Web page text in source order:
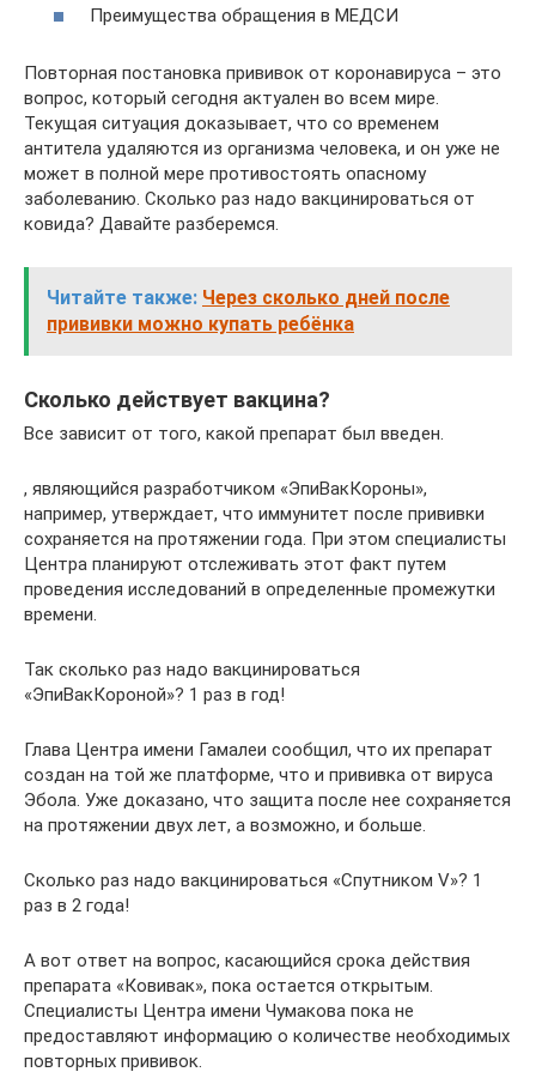
Преимущества обращения в МЕДСИ
Повторная постановка прививок от коронавируса – это
вопрос, который сегодня актуален во всем мире.
Текущая ситуация доказывает, что со временем
антитела удаляются из организма человека, и он уже не
может в полной мере противостоять опасному
заболеванию. Сколько раз надо вакцинироваться от
ковида? Давайте разберемся.
Читайте также: Через сколько дней после
прививки можно купать ребёнка
Сколько действует вакцина?
Все зависит от того, какой препарат был введен.
, являющийся разработчиком «ЭпиВакКороны»,
например, утверждает, что иммунитет после прививки
сохраняется на протяжении года. При этом специалисты
Центра планируют отслеживать этот факт путем
проведения исследований в определенные промежутки
времени.
Так сколько раз надо вакцинироваться
«ЭпиВакКороной»? 1 раз в год!
Глава Центра имени Гамалеи сообщил, что их препарат
создан на той же платформе, что и прививка от вируса
Эбола. Уже доказано, что защита после нее сохраняется
на протяжении двух лет, а возможно, и больше.
Сколько раз надо вакцинироваться «Спутником V»? 1
раз в 2 года!
А вот ответ на вопрос, касающийся срока действия
препарата «Ковивак», пока остается открытым.
Специалисты Центра имени Чумакова пока не
предоставляют информацию о количестве необходимых
повторных прививок.